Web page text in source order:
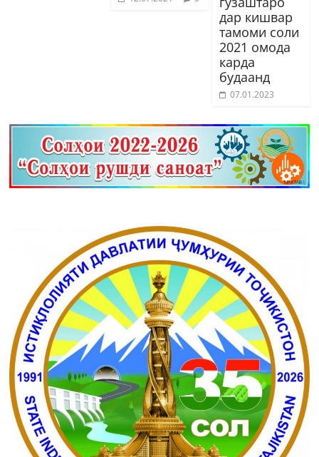
дар кишвар
тамоми соли
2021 омода
карда
будаанд
07.01.2023